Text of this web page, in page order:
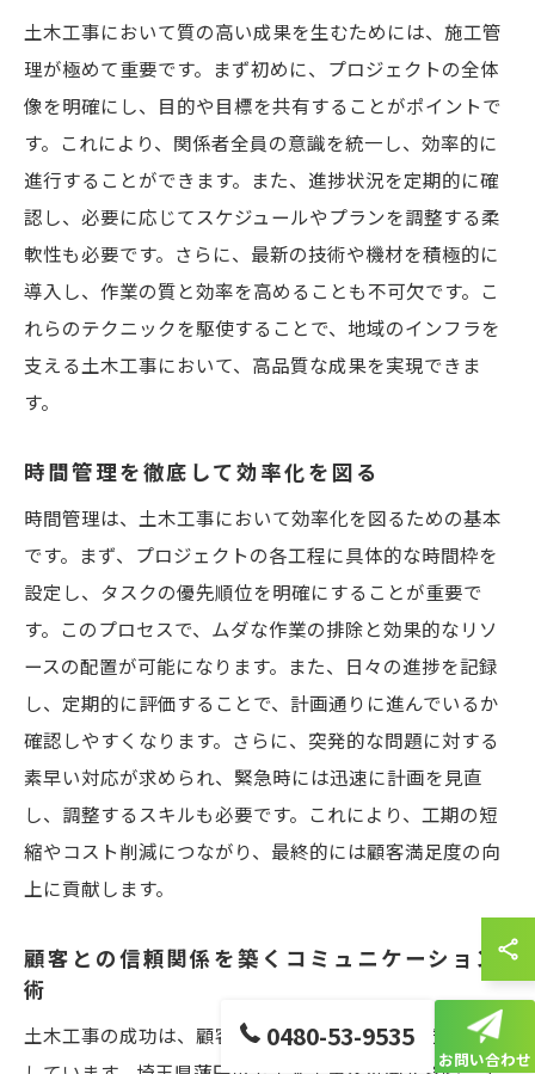
土木工事において質の高い成果を生むためには、施工管
理が極めて重要です。まず初めに、プロジェクトの全体
像を明確にし、目的や目標を共有することがポイントで
す。これにより、関係者全員の意識を統一し、効率的に
進行することができます。また、進捗状況を定期的に確
認し、必要に応じてスケジュールやプランを調整する柔
軟性も必要です。さらに、最新の技術や機材を積極的に
導入し、作業の質と効率を高めることも不可欠です。こ
れらのテクニックを駆使することで、地域のインフラを
支える土木工事において、高品質な成果を実現できま
す。
時間管理を徹底して効率化を図る
時間管理は、土木工事において効率化を図るための基本
です。まず、プロジェクトの各工程に具体的な時間枠を
設定し、タスクの優先順位を明確にすることが重要で
す。このプロセスで、ムダな作業の排除と効果的なリソ
ースの配置が可能になります。また、日々の進捗を記録
し、定期的に評価することで、計画通りに進んでいるか
確認しやすくなります。さらに、突発的な問題に対する
素早い対応が求められ、緊急時には迅速に計画を見直
し、調整するスキルも必要です。これにより、工期の短
縮やコスト削減につながり、最終的には顧客満足度の向
上に貢献します。
顧客との信頼関係を築くコミュニケーション
術
土木工事の成功は、顧客との信頼関係構築に大きく依存
0480-53-9535
お問い合わせ